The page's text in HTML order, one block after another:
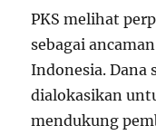
PKS melihat
sebagai
Indonesia. Dana
dialokasikan
mendukung